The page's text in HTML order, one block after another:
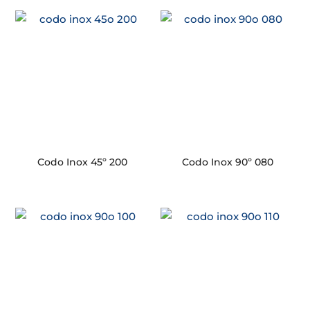
Codo Inox 45º 200 Codo Inox 90º 080